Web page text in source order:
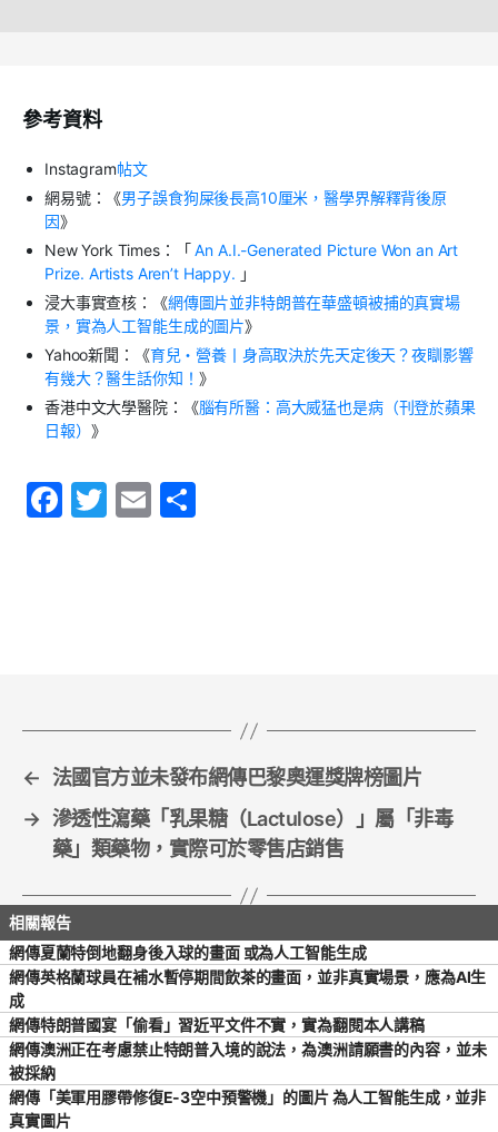
參考資料
Instagram帖文
網易號：《男子誤食狗屎後長高10厘米，醫學界解釋背後原
因》
New York Times：「 An A.I.-Generated Picture Won an Art
Prize. Artists Aren’t Happy. 」
浸大事實查核：《網傳圖片並非特朗普在華盛頓被捕的真實場
景，實為人工智能生成的圖片》
Yahoo新聞：《育兒 ・營養丨身高取決於先天定後天？夜瞓影響
有幾大？醫生話你知！ 》
香港中文大學醫院：《腦有所醫：高大威猛也是病（刊登於蘋果
日報） 》
F
T
E
← 法國官方並未發布網傳巴黎奧運獎牌榜圖片
→ 滲透性瀉藥「乳果糖（Lactulose）」屬「非毒
藥」類藥物，實際可於零售店銷售
網傳夏蘭特倒地翻身後入球的畫面 或為人工智能生成
網傳英格蘭球員在補水暫停期間飲茶的畫面，並非真實場景，應為AI生
成
網傳特朗普國宴「偷看」習近平文件不實，實為翻閱本人講稿
網傳澳洲正在考慮禁止特朗普入境的說法，為澳洲請願書的內容，並未
被採納
網傳「美軍用膠帶修復E-3空中預警機」的圖片 為人工智能生成，並非
真實圖片